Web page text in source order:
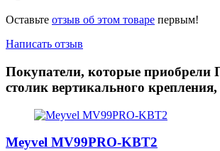
Оставьте отзыв об этом товаре первым!
Написать отзыв
Покупатели, которые приобрели
столик вертикального
Meyvel MV99PRO-KBT2